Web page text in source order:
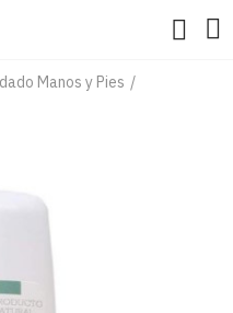
Manos y Pies